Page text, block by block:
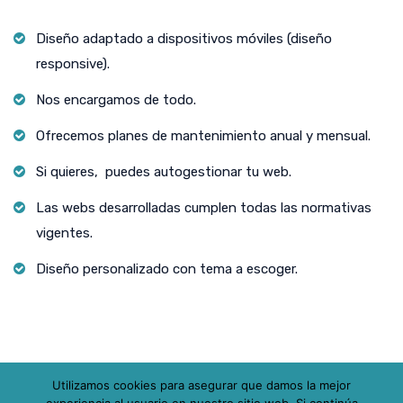
Diseño adaptado a dispositivos móviles (diseño
responsive).
Nos encargamos de todo.
Ofrecemos planes de mantenimiento anual y mensual.
Si quieres, puedes autogestionar tu web.
Las webs desarrolladas cumplen todas las normativas
vigentes.
Diseño personalizado con tema a escoger.
Utilizamos cookies para asegurar que damos la mejor